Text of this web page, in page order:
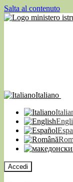
Salta al contenuto
Italiano
Accedi